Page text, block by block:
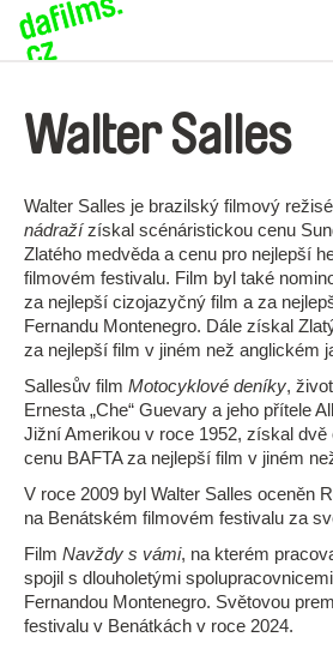
Walter Salles
Walter Salles je brazilský filmový
nádražízískal scénáristickou cenu
Zlatého medvěda a cenu pro nejlepší
filmovém festivalu. Film byl také
za nejlepší cizojazyčný film a za
Fernandu Montenegro. Dále získal
za nejlepší film v jiném než anglickém
Sallesův film Motocyklové deníky,
Ernesta „Che“ Guevary a jeho přítele
Jižní Amerikou v roce 1952, získal
cenu BAFTA za nejlepší film v jiném
V roce 2009 byl Walter Salles oceněn
na Benátském filmovém festivalu za
Film Navždy s vámi, na kterém
spojil s dlouholetými
Fernandou Montenegro. Světovou
festivalu v Benátkách v roce 2024.